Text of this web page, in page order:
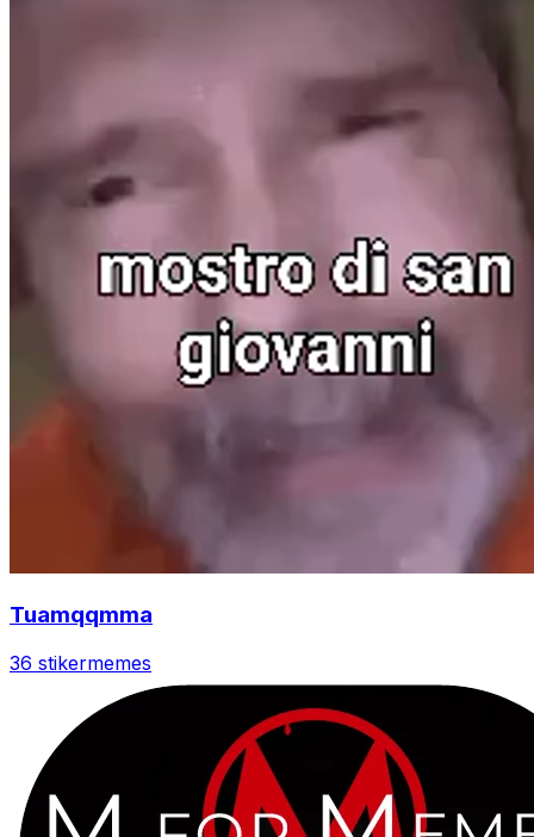
Tuamqqmma
36 stikermemes